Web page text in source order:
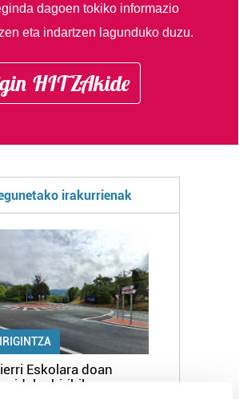
dagoen tokiko informazio
eta indartzen lagunduko duzu.
HITZAkide
irakurrienak
Eskolara doan
biribilgunea